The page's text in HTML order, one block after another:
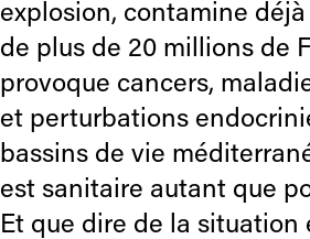
explosion, contamine déjà
de plus de 20 millions de
provoque cancers,
et perturbations
bassins de vie
est sanitaire autant que
Et que dire de la situation